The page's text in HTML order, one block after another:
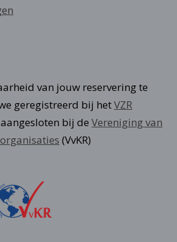
van jouw reservering te
geregistreerd bij hetVZR
bij de Vereniging van
(VvKR)